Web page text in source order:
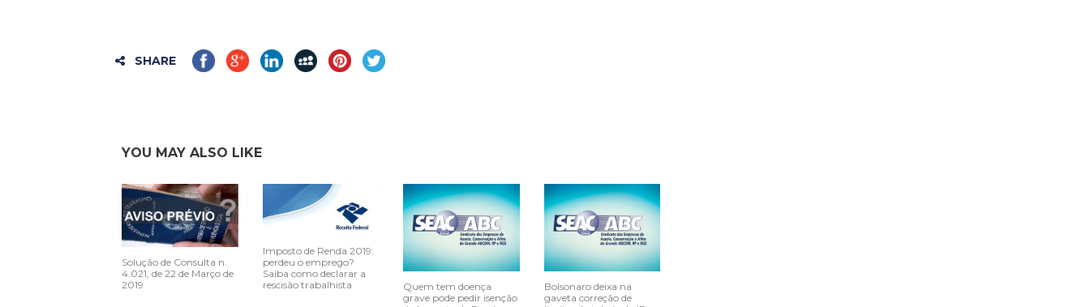
SHARE
YOU MAY ALSO LIKE
Solução de Consulta n.
4.021, de 22 de Março de
2019
Imposto de Renda 2019:
perdeu o emprego?
Saiba como declarar a
rescisão trabalhista
Quem tem doença
grave pode pedir isenção
Bolsonaro deixa na
gaveta correção de